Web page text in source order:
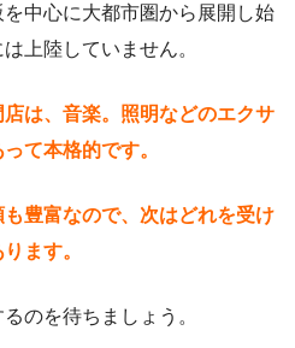
中心に大都市圏から展開し始
上陸していません。
は、音楽。照明などのエクサ
て本格的です。
豊富なので、次はどれを受け
ます。
のを待ちましょう。